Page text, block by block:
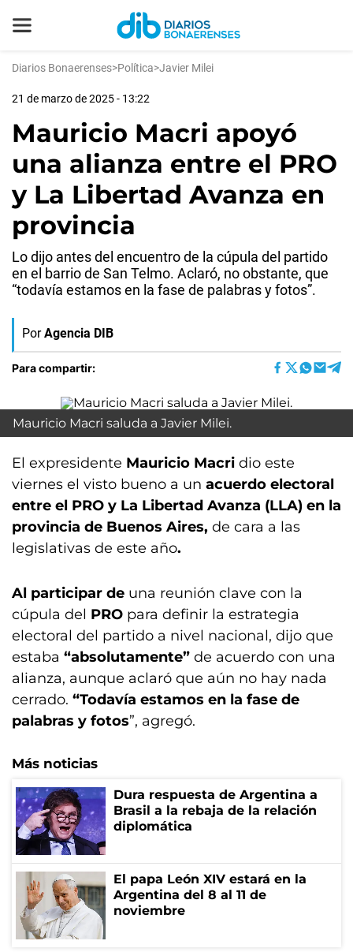
Diarios Bonaerenses>Política>Javier Milei
21 de marzo de 2025 - 13:22
Mauricio Macri apoyó
una alianza entre el PRO
y La Libertad Avanza en
provincia
Lo dijo antes del encuentro de la cúpula del partido
en el barrio de San Telmo. Aclaró, no obstante, que
“todavía estamos en la fase de palabras y fotos”.
Por Agencia DIB
Para compartir:
Mauricio Macri saluda a Javier Milei.
El expresidente Mauricio Macri dio este
viernes el visto bueno a un acuerdo electoral
entre el PRO y La Libertad Avanza (LLA) en la
provincia de Buenos Aires, de cara a las
legislativas de este año.
Al participar de una reunión clave con la
cúpula del PRO para definir la estrategia
electoral del partido a nivel nacional, dijo que
estaba “absolutamente” de acuerdo con una
alianza, aunque aclaró que aún no hay nada
cerrado. “Todavía estamos en la fase de
palabras y fotos”, agregó.
Más noticias
Dura respuesta de Argentina a
Brasil a la rebaja de la relación
diplomática
El papa León XIV estará en la
Argentina del 8 al 11 de
noviembre